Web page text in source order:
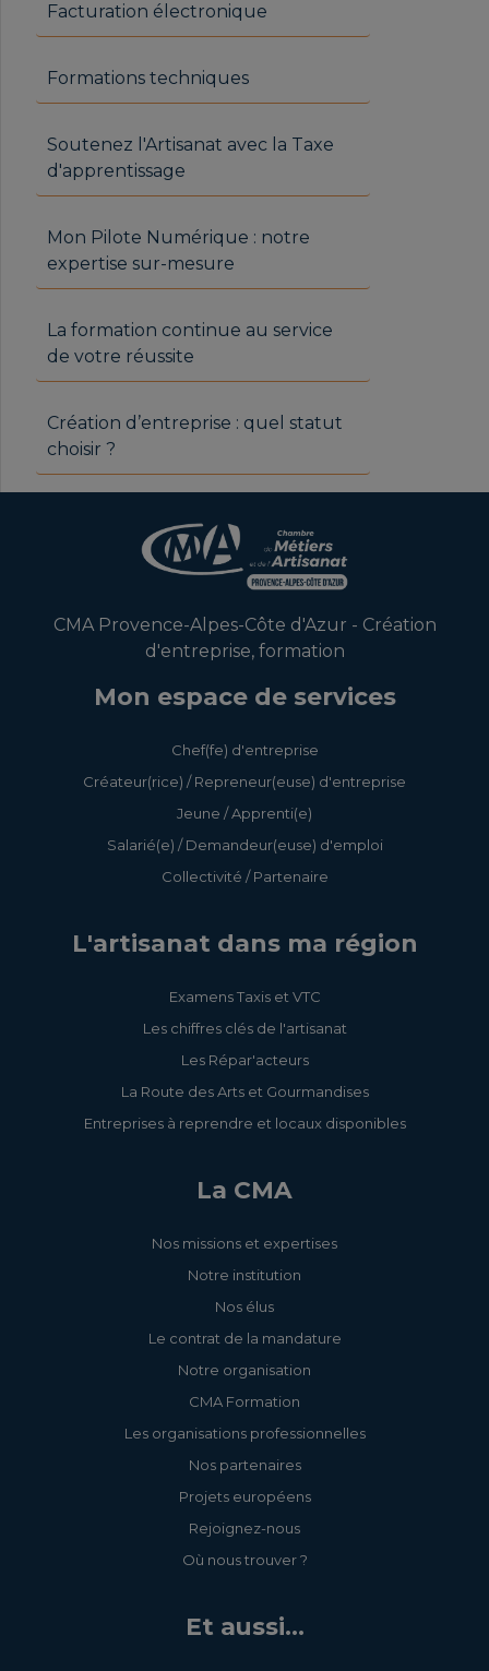
Facturation électronique
Formations techniques
Soutenez l'Artisanat avec la Taxe
d'apprentissage
Mon Pilote Numérique : notre
expertise sur-mesure
La formation continue au service
de votre réussite
Création d’entreprise : quel statut
choisir ?
CMA Provence-Alpes-Côte d'Azur - Création
d'entreprise, formation
Mon espace de services
Chef(fe) d'entreprise
Créateur(rice) / Repreneur(euse) d'entreprise
Jeune / Apprenti(e)
Salarié(e) / Demandeur(euse) d'emploi
Collectivité / Partenaire
L'artisanat dans ma région
Examens Taxis et VTC
Les chiffres clés de l'artisanat
Les Répar'acteurs
La Route des Arts et Gourmandises
Entreprises à reprendre et locaux disponibles
La CMA
Nos missions et expertises
Notre institution
Nos élus
Le contrat de la mandature
Notre organisation
CMA Formation
Les organisations professionnelles
Nos partenaires
Projets européens
Rejoignez-nous
Où nous trouver ?
Et aussi...